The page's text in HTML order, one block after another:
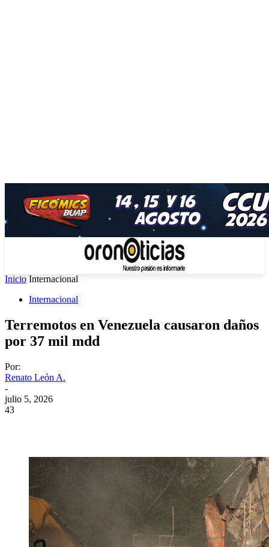
Inicio Internacional
Internacional
Terremotos en Venezuela causaron daños
por 37 mil mdd
Por:
Renato León A.
-
julio 5, 2026
43